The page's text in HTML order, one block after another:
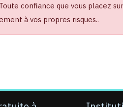
confiance que vous placez
à vos propres risques..